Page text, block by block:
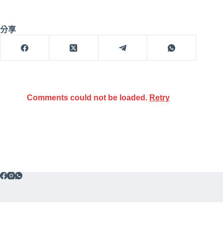
分享
Comments could not be loaded. Retry